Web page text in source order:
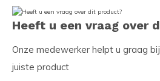
Heeft u een vraag over
Onze medewerker helpt u graag
juiste product